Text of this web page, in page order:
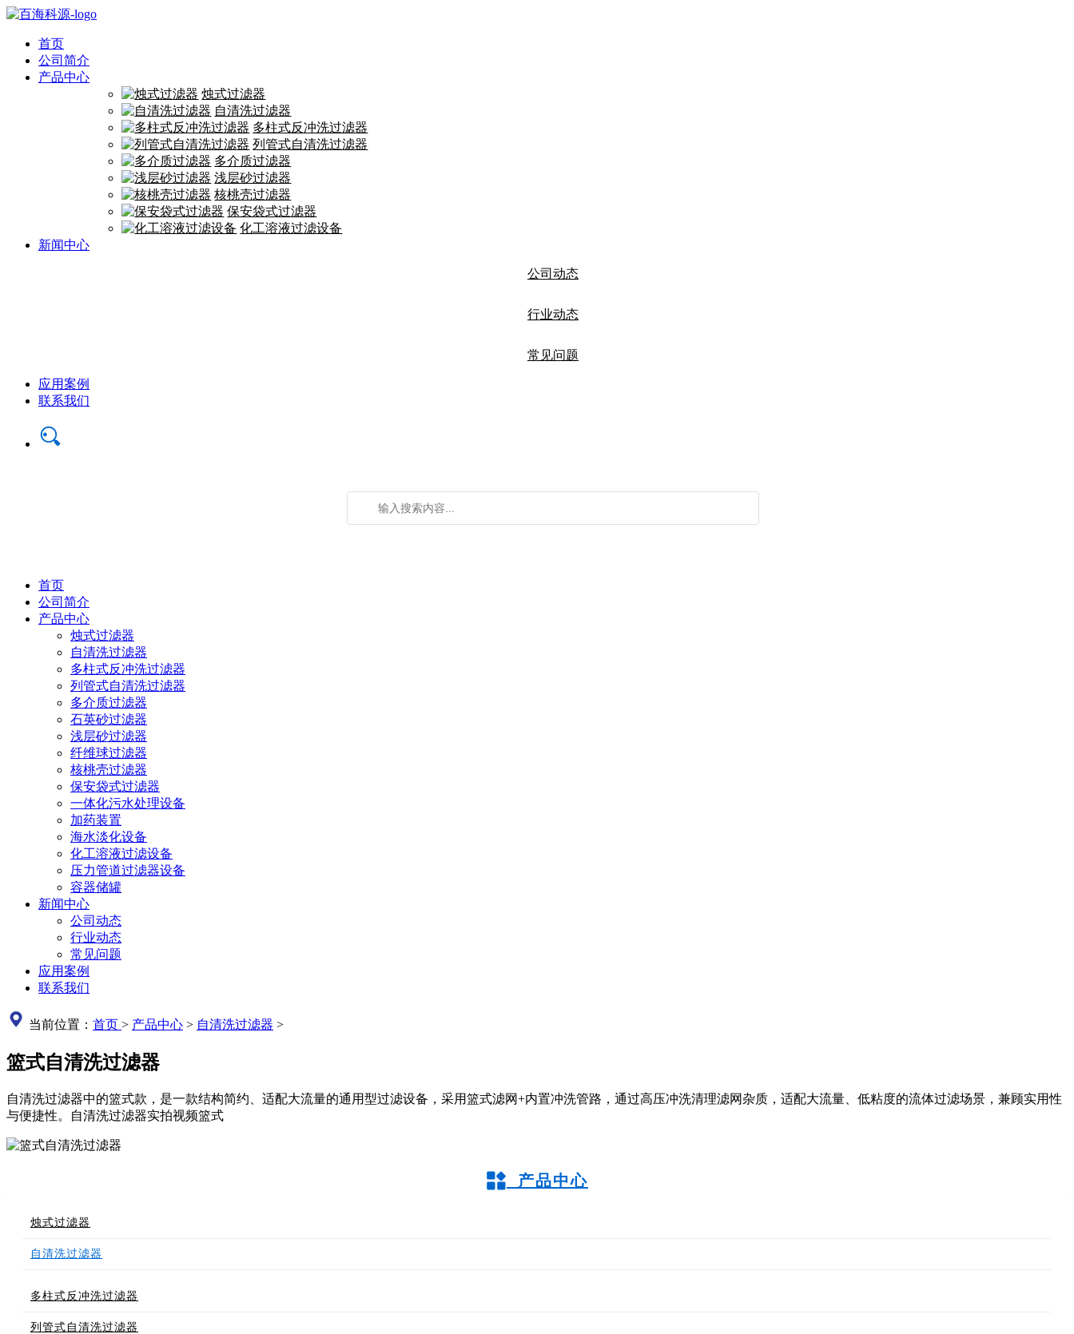
首页
公司简介
产品中心
烛式过滤器
自清洗过滤器
多柱式反冲洗过滤器
列管式自清洗过滤器
多介质过滤器
浅层砂过滤器
核桃壳过滤器
保安袋式过滤器
化工溶液过滤设备
新闻中心
公司动态
行业动态
常见问题
应用案例
联系我们
首页
公司简介
产品中心
烛式过滤器
自清洗过滤器
多柱式反冲洗过滤器
列管式自清洗过滤器
多介质过滤器
石英砂过滤器
浅层砂过滤器
纤维球过滤器
核桃壳过滤器
保安袋式过滤器
一体化污水处理设备
加药装置
海水淡化设备
化工溶液过滤设备
压力管道过滤器设备
容器储罐
新闻中心
公司动态
行业动态
常见问题
应用案例
联系我们
当前位置： 首页 > 产品中心 > 自清洗过滤器 >
篮式自清洗过滤器
自清洗过滤器中的篮式款，是一款结构简约、适配大流量的通用型过滤设备，采用篮式滤网+内置冲洗管路，通过高压冲洗清理滤网杂质，适配大流量、低粘度的流体过滤场景，兼顾实用性
与便捷性。自清洗过滤器实拍视频篮式
产品中心
烛式过滤器
自清洗过滤器
多柱式反冲洗过滤器
列管式自清洗过滤器